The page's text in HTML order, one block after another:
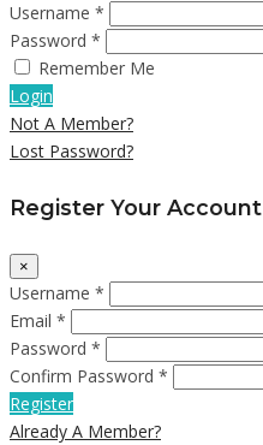
Username *
Password *
Remember Me
Login
Not A Member?
Lost Password?
Register Your Account
×
Username *
Email *
Password *
Confirm Password *
Register
Already A Member?